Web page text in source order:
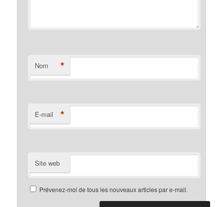
Nom *
E-mail *
Site web
Prévenez-moi de tous les nouveaux articles par e-mail.